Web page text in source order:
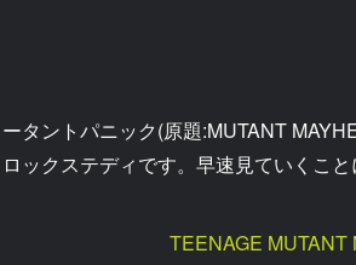
ータントパニック(原題:MUTANT
ックステディです。早速見ていくこと
TEENAGE